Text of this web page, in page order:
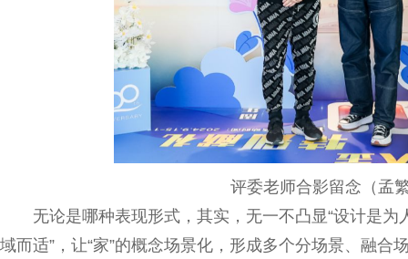
评委老师合影留念（孟
无论是哪种表现形式，其实，无一不凸显“设计是
域而适”，让“家”的概念场景化，形成多个分场景、融